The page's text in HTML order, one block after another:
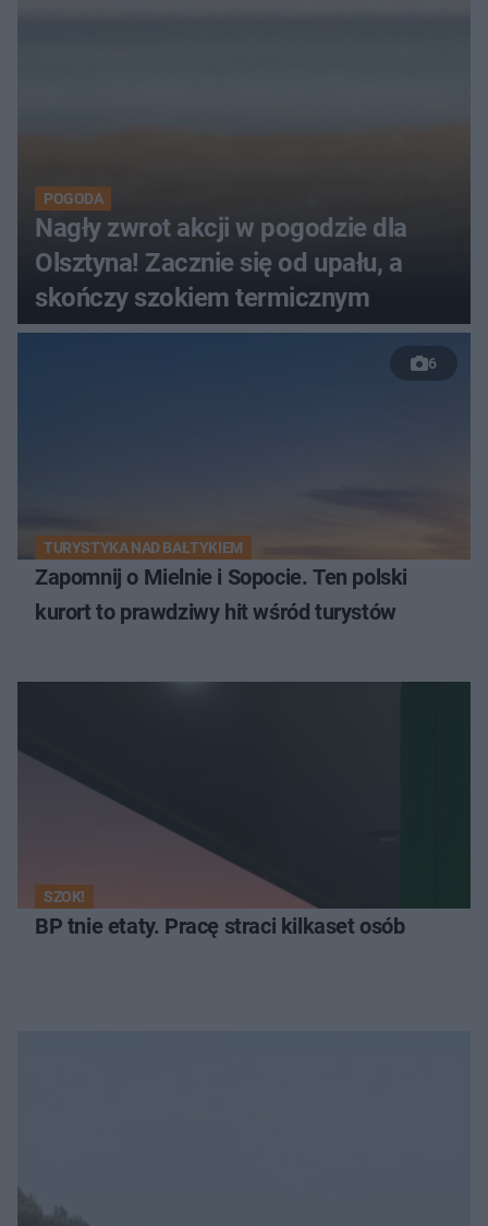
POGODA
Nagły zwrot akcji w pogodzie dla
Olsztyna! Zacznie się od upału, a
skończy szokiem termicznym
6
TURYSTYKA NAD BAŁTYKIEM
Zapomnij o Mielnie i Sopocie. Ten polski
kurort to prawdziwy hit wśród turystów
SZOK!
BP tnie etaty. Pracę straci kilkaset osób